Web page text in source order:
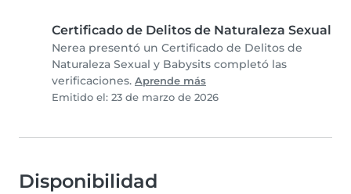
Certificado de Delitos de Naturaleza Sexual
Nerea presentó un Certificado de Delitos de
Naturaleza Sexual y Babysits completó las
verificaciones. Aprende más
Emitido el: 23 de marzo de 2026
Disponibilidad